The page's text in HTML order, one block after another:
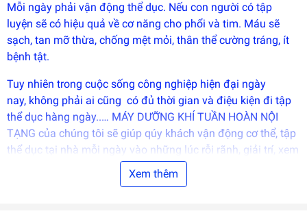
Mỗi ngày phải vận động thể dục. Nếu con người có tập
luyện sẽ có hiệu quả về cơ năng cho phổi và tim. Máu sẽ
sạch, tan mỡ thừa, chống mệt mỏi, thân thể cường tráng, ít
bệnh tật.
Tuy nhiên trong cuộc sống công nghiệp hiện đại ngày
nay, không phải ai cũng có đủ thời gian và điệu kiện đi tập
thể dục hàng ngày..… MÁY DƯỠNG KHÍ TUẦN HOÀN NỘI
TẠNG của chúng tôi sẽ giúp qúy khách vận động cơ thể, tập
thể dục tại nhà mỗi ngày vào những lúc rỗi rãnh, giải trí, xem
tivi để tiết kiệm thời gian qúy báu của qúy khách.
Xem thêm